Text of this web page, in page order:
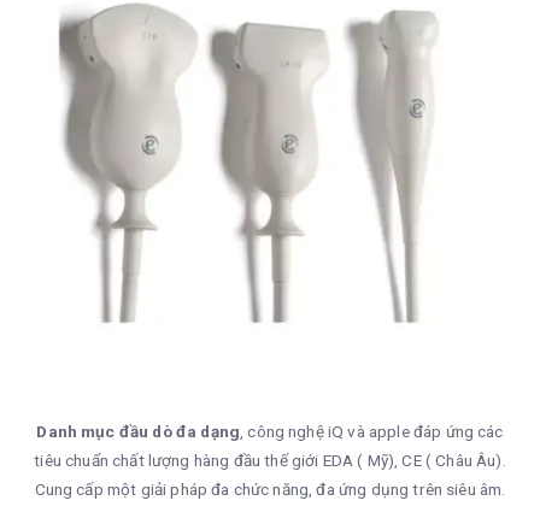
Danh mục đầu dò đa dạng , công nghệ iQ và apple đáp ứng các
tiêu chuẩn chất lượng hàng đầu thế giới EDA ( Mỹ), CE ( Châu Âu).
Cung cấp một giải pháp đa chức năng, đa ứng dụng trên siêu âm.